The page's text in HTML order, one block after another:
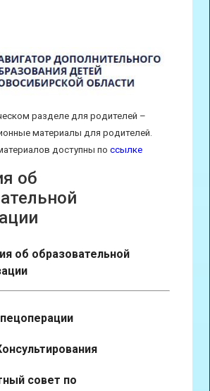
разделе для родителей –
материалы для родителей.
доступны по ссылке
об
об образовательной
совет по